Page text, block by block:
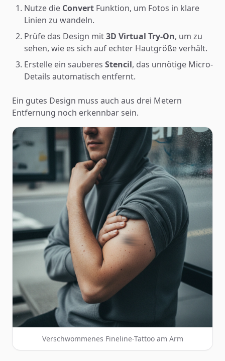
Nutze die Convert Funktion, um Fotos in klare
Linien zu wandeln.
Prüfe das Design mit3D Virtual Try-On, um zu
sehen, wie es sich auf echter Hautgröße verhält.
Erstelle ein sauberes Stencil, das unnötige Micro-
Details automatisch entfernt.
Ein gutes Design muss auch aus drei Metern
Entfernung noch erkennbar sein.
Verschwommenes Fineline-Tattoo am Arm